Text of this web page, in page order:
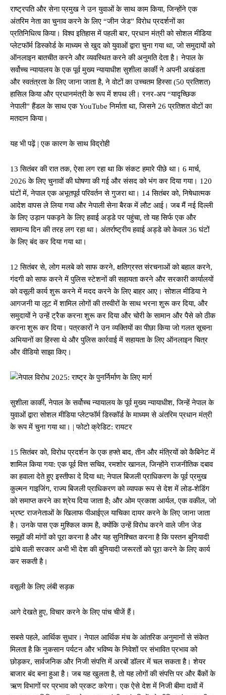
राष्ट्रपति और सेना प्रमुख ने उन युवाओं के साथ काम किया, जिन्होंने एक
अंतरिम नेता का चुनाव करने के लिए “जीन जेड” विरोध प्रदर्शनों का
प्रतिनिधित्व किया। विश्व इतिहास में पहली बार, प्रधान मंत्री को सोशल मीडिया
प्लेटफॉर्म डिस्कोर्ड के माध्यम से खुद को युवाओं द्वारा चुना गया था, जो समुदायों को
ऑनलाइन बातचीत करने और व्यवस्थित करने की अनुमति देता है। नेपाल के
सर्वोच्च न्यायालय के एक पूर्व मुख्य न्यायाधीश सुशीला कार्की ने अपनी अखंडता
और स्वतंत्रता के लिए जाना जाता है, ने वोटों का उच्चतम हिस्सा (50 प्रतिशत)
हासिल किया और प्रधानमंत्री के रूप में शपथ ली। रनर-अप “यादृच्छिक
नेपाली” हैंडल के साथ एक YouTube निर्माता था, जिसने 26 प्रतिशत वोटों का
मतदान किया।
यह भी पढ़ें | एक कारण के साथ विद्रोही
13 सितंबर की रात तक, ऐसा लग रहा था कि संकट हमारे पीछे था। 6 मार्च,
2026 के लिए चुनावों की घोषणा की गई और संसद को भंग कर दिया गया। 120
घंटों में, नेपाल एक अभूतपूर्व परिवर्तन से गुजरा था। 14 सितंबर को, निषेधात्मक
आदेश वापस ले लिया गया और नेपाली सेना बैरक में लौट आई। जब मैं नई दिल्ली
के लिए उड़ान पकड़ने के लिए हवाई अड्डे पर पहुंचा, तो यह सिर्फ एक और
सामान्य दिन की तरह लग रहा था। अंतर्राष्ट्रीय हवाई अड्डे को केवल 36 घंटों
के लिए बंद कर दिया गया था।
12 सितंबर से, लोग मलबे को साफ करने, क्षतिग्रस्त संरचनाओं को बहाल करने,
गंदगी को साफ करने में पुलिस स्टेशनों की सहायता करने और सरकारी कार्यालयों
को वसूली कार्य शुरू करने में मदद करने के लिए बाहर आए। सोशल मीडिया ने
आगजनी या लूट में शामिल लोगों की तस्वीरों के साथ भरना शुरू कर दिया, और
समुदायों ने उन्हें ट्रैक करना शुरू कर दिया और चोरी के सामान और पैसे को ठीक
करना शुरू कर दिया। पत्रकारों ने उन व्यक्तियों का पीछा किया जो गलत सूचना
अभियानों का हिस्सा थे और पुलिस कार्रवाई में सहायता के लिए ऑनलाइन चित्र
और वीडियो साझा किए।
सुशीला कार्की, नेपाल के सर्वोच्च न्यायालय के पूर्व मुख्य न्यायाधीश, जिन्हें नेपाल के
युवाओं द्वारा सोशल मीडिया प्लेटफॉर्म डिस्कॉर्ड के माध्यम से अंतरिम प्रधान मंत्री
के रूप में चुना गया था। | फोटो क्रेडिट: रायटर
15 सितंबर को, विरोध प्रदर्शन के एक हफ्ते बाद, तीन और मंत्रियों को कैबिनेट में
शामिल किया गया: एक पूर्व वित्त सचिव, रमशोर खानल, जिन्होंने राजनीतिक दबाव
का हवाला देते हुए इस्तीफा दे दिया था; नेपाल बिजली प्राधिकरण के पूर्व प्रमुख
कुल्मन गाइजिंग, राज्य बिजली प्राधिकरण को व्यापक रूप से देश में लोड-शेडिंग
को समाप्त करने का श्रेय दिया जाता है; और ओम प्रकाश आर्यल, एक वकील, जो
भ्रष्ट राजनेताओं के खिलाफ पीआईएल याचिका दायर करने के लिए जाना जाता
है। उनके पास एक मुश्किल काम है, क्योंकि उन्हें विरोध करने वाले जीन जेड
समूहों की मांगों को पूरा करना है और यह सुनिश्चित करना है कि पस्तन बुनियादी
ढांचे वाली सरकार अभी भी देश की बुनियादी जरूरतों को पूरा करने के लिए कार्य
कर सकती है।
वसूली के लिए लंबी सड़क
आगे देखते हुए, विचार करने के लिए पांच चीजें हैं।
सबसे पहले, आर्थिक सुधार। नेपाल आर्थिक मंच के आंतरिक अनुमानों से संकेत
मिलता है कि नुकसान पर्यटन और भविष्य के निवेशों पर संभावित प्रभाव को
छोड़कर, सार्वजनिक और निजी संपत्ति में अरबों डॉलर में चल सकता है। शेयर
बाजार बंद बना हुआ है। जब यह खुलता है, तो यह लोगों की संपत्ति पर और बैंकों के
ऋण विभागों पर प्रभाव को प्रकट करेगा। एक ऐसे देश में निजी बीमा दावों में